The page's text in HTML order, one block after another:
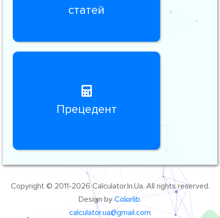
статей
Прецедент
Copyright © 2011-2026 Calculator.In.Ua. All rights reserved.
Design byColorlib.
calculator.ua@gmail.com